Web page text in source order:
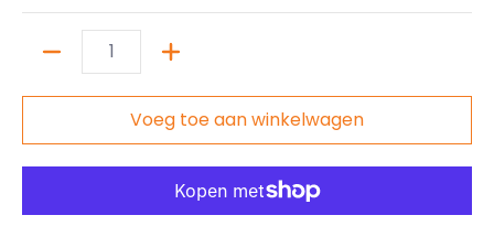
Hoeveelheid
Voeg toe aan winkelwagen